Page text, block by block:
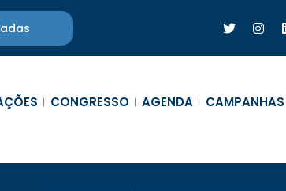
CONGRESSO AGENDA CAMPANHAS